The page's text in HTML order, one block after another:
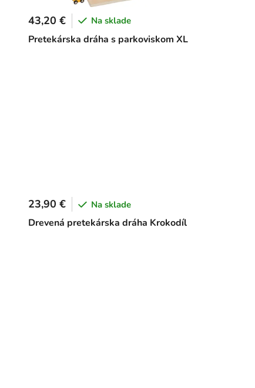
Pretekárska dráha s parkoviskom XL
43,20 € Na sklade
Drevená pretekárska dráha Krokodíl
23,90 € Na sklade